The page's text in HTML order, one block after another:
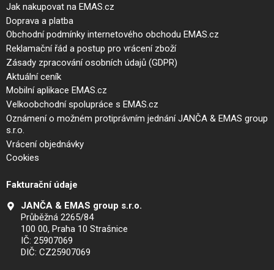
Jak nakupovat na EMAS.cz
Doprava a platba
Obchodní podmínky internetového obchodu EMAS.cz
Reklamační řád a postup pro vrácení zboží
Zásady zpracování osobních údajů (GDPR)
Aktuální ceník
Mobilní aplikace EMAS.cz
Velkoobchodní spolupráce s EMAS.cz
Oznámení o možném protiprávním jednání JANČA & EMAS group
s.r.o.
Vrácení objednávky
Cookies
Fakturační údaje
JANČA & EMAS group s.r.o.
Průběžná 2265/84
100 00, Praha 10 Strašnice
IČ: 25907069
DIČ: CZ25907069